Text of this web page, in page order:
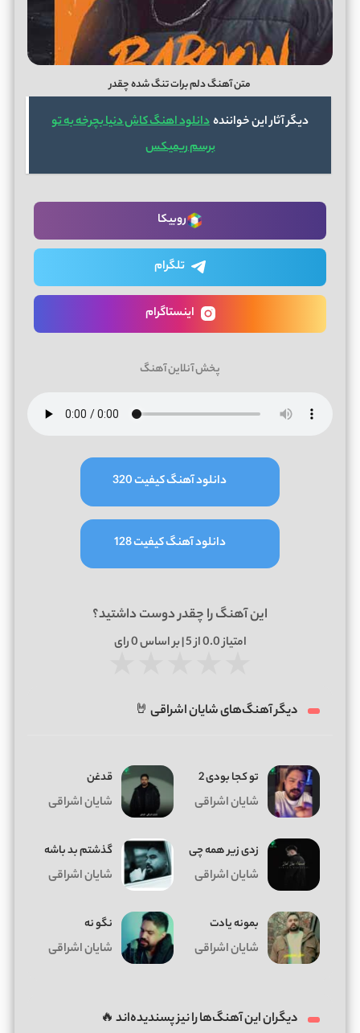
متن آهنگ دلم برات تنگ شده چقدر
دیگر آثار این خوانندهدانلود اهنگ کاش دنیا بچرخه به تو
برسم ریمیکس
روبیکا
تلگرام
اینستاگرام
پخش آنلاین آهنگ
دانلود آهنگ کیفیت 320
دانلود آهنگ کیفیت 128
این آهنگ را چقدر دوست داشتید؟
امتیاز0.0از 5 | بر اساس 0رای
دیگر آهنگ‌های شایان اشراقی 🤘
تو کجا بودی 2
شایان اشراقی
قدغن
شایان اشراقی
زدی زیر همه چی
شایان اشراقی
گذشتم بد باشه
شایان اشراقی
بمونه یادت
شایان اشراقی
نگو نه
شایان اشراقی
دیگران این آهنگ‌ها را نیز پسندیده‌اند 🔥